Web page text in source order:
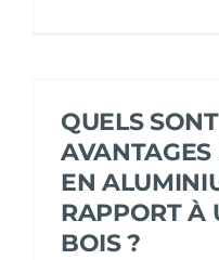
QUELS
AVANTAGES
EN
RAPPORT À
BOIS ?